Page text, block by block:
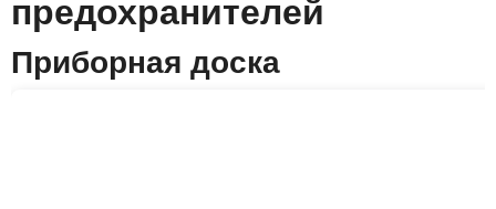
предохранителей
Приборная доска